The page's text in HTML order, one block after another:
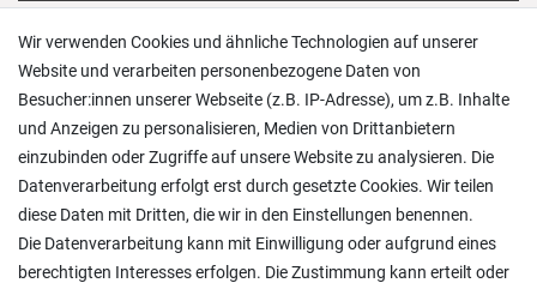
Versand und Zahlung
Rücksendungen
Lieferung in die Schweiz
Pflegesymbole
Lagerverkauf
Ratgeber & News
Wir verwenden Cookies und ähnliche Technologien auf unserer
Website und verarbeiten personenbezogene Daten von
Besucher:innen unserer Webseite (z.B. IP-Adresse), um z.B. Inhalte
und Anzeigen zu personalisieren, Medien von Drittanbietern
einzubinden oder Zugriffe auf unsere Website zu analysieren. Die
Datenverarbeitung erfolgt erst durch gesetzte Cookies. Wir teilen
diese Daten mit Dritten, die wir in den Einstellungen benennen.
Die Datenverarbeitung kann mit Einwilligung oder aufgrund eines
berechtigten Interesses erfolgen. Die Zustimmung kann erteilt oder